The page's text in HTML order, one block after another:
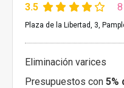
3.5
Plaza de la Libertad, 3,
Eliminación varices
Presupuestos con 5%